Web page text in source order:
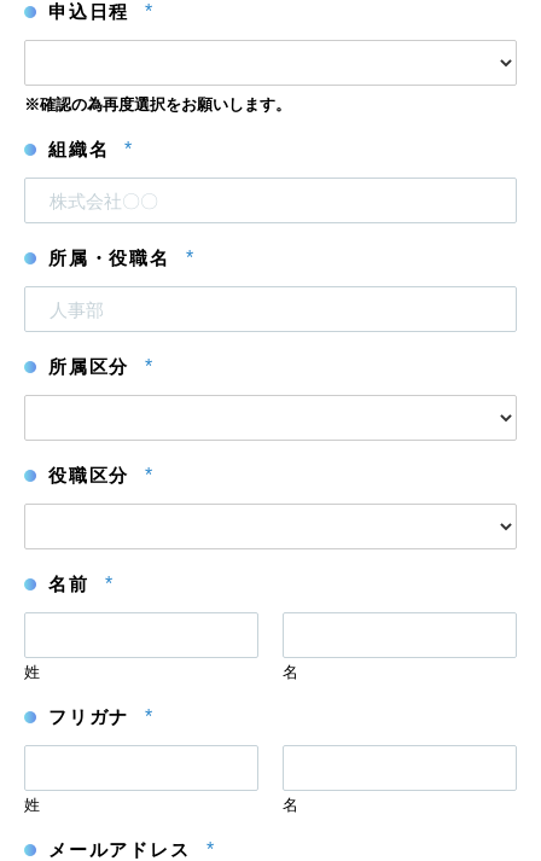
申込日程 *
※確認の為再度選択をお願いします。
組織名 *
所属・役職名 *
所属区分 *
役職区分 *
名前 *
姓 名
フリガナ *
姓 名
メールアドレス *